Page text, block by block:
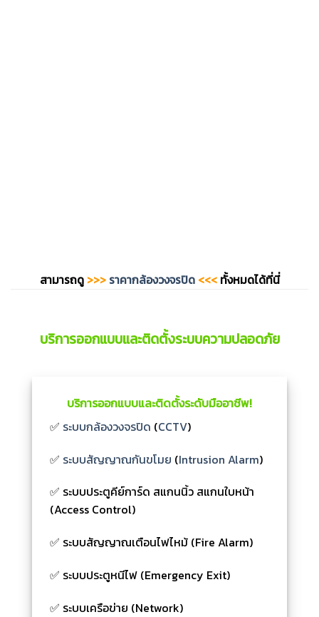
สามารถดู >>>ราคากล้องวงจรปิด <<<ทั้งหมดได้ที่นี่
บริการออกแบบและติดตั้งระบบความปลอดภัย
บริการออกแบบและติดตั้งระดับมืออาชีพ!
✅ ระบบกล้องวงจรปิด (CCTV)
✅ ระบบสัญญาณกันขโมย (Intrusion Alarm)
✅ ระบบประตูคีย์การ์ด สแกนนิ้ว สแกนใบหน้า
(Access Control)
✅ ระบบสัญญาณเตือนไฟไหม้ (Fire Alarm)
✅ ระบบประตูหนีไฟ (Emergency Exit)
✅ ระบบเครือข่าย (Network)